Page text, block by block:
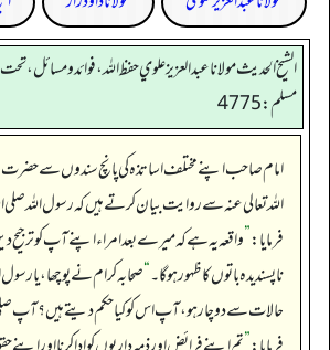
الشيخ الحديث مولانا عبدالعزيز علوي حفظ الله، فوائد و مسائل،
مسلم: 4775
امام صاحب اپنے مختلف اساتذہ کی پانچ سندوں سے حضرت
اللہ تعالی عنہ سے روایت بیان کرتے ہیں کہ رسول اللہ صلی
فرمایا:”واقعہ یہ ہے کہ میرے بعد امراء اپنے آپ کو ترجیح
ناپسندیدہ باتوں کا ظہور ہو گا۔“صحابہ کرام نے پوچھا، یا
حالات سے دوچار ہو، آپ اس کو کیا حکم دیتے ہیں؟ آپ